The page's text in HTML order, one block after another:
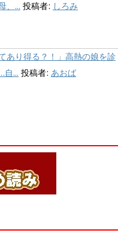
、... 投稿者: しろみ
あり得る？！」高熱の娘を診
自... 投稿者: あおば